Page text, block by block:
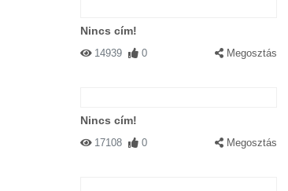
Nincs cím!
14939 0 Megosztás
Nincs cím!
17108 0 Megosztás